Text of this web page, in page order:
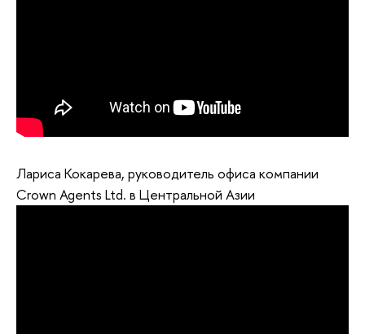
Лариса Кокарева, руководитель офиса компании
Crown Agents Ltd. в Центральной Азии